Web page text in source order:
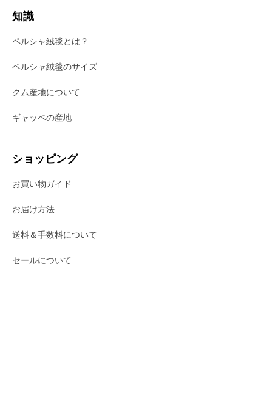
知識
ペルシャ絨毯とは？
ペルシャ絨毯のサイズ
クム産地について
ギャッベの産地
ショッピング
お買い物ガイド
お届け方法
送料＆手数料について
セールについて